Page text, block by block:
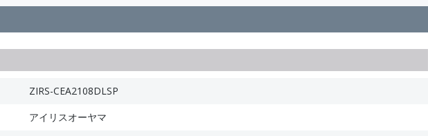
ZIRS-CEA2108DLSP
アイリスオーヤマ